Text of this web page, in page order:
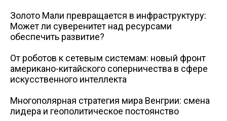
Золото Мали превращается в инфраструктуру:
Может ли суверенитет над ресурсами
обеспечить развитие?
От роботов к сетевым системам: новый фронт
американо-китайского соперничества в сфере
искусственного интеллекта
Многополярная стратегия мира Венгрии: смена
лидера и геополитическое постоянство